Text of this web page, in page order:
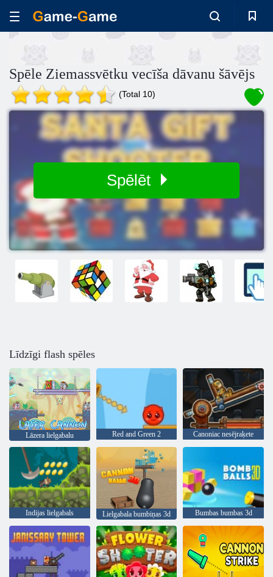
Spēle Ziemassvētku vecīša dāvanu šāvējs
(Total 10)
Spēlēt
Līdzīgi flash spēles
Lāzera lielgabalu Red and Green 2 Canoniac nesējraķete
Indijas lielgabals Lielgabala bumbiņas 3d Bumbas bumbas 3d